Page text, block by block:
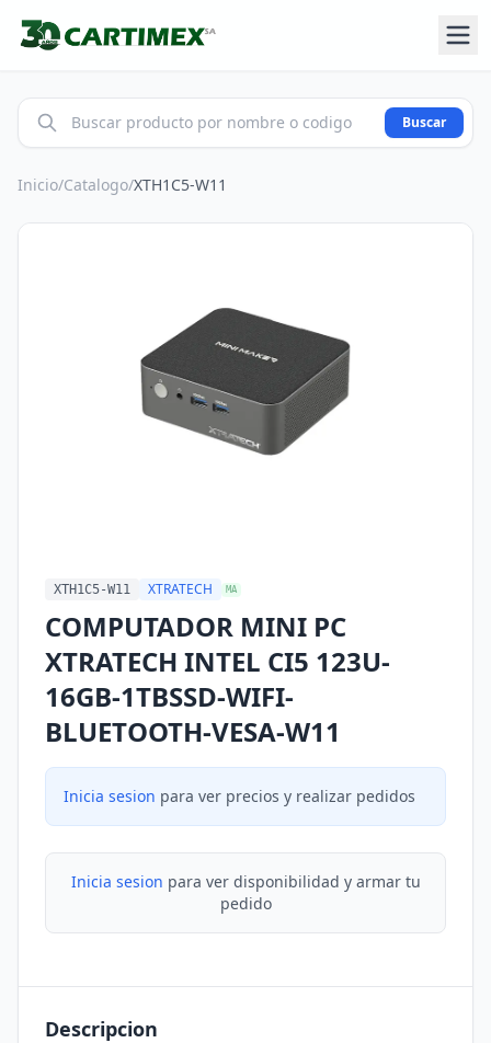
Buscar
Inicio/Catalogo/XTH1C5-W11
XTH1C5-W11 XTRATECH MA
COMPUTADOR MINI PC
XTRATECH INTEL CI5 123U-
16GB-1TBSSD-WIFI-
BLUETOOTH-VESA-W11
Inicia sesion para ver precios y realizar pedidos
Inicia sesion para ver disponibilidad y armar tu
pedido
Descripcion